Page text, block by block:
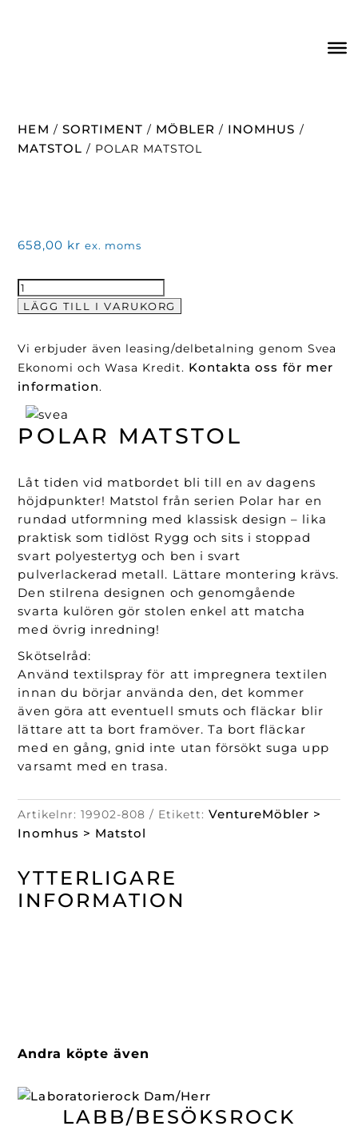
HEM / SORTIMENT / MÖBLER / INOMHUS /
MATSTOL / POLAR MATSTOL
POLAR MATSTOL
Låt tiden vid matbordet bli till en av dagens
höjdpunkter! Matstol från serien Polar har en
rundad utformning med klassisk design – lika
praktisk som tidlöst Rygg och sits i stoppad
svart polyestertyg och ben i svart
pulverlackerad metall. Lättare montering krävs.
Den stilrena designen och genomgående
svarta kulören gör stolen enkel att matcha
med övrig inredning!
Skötselråd:
Använd textilspray för att impregnera textilen
innan du börjar använda den, det kommer
även göra att eventuell smuts och fläckar blir
lättare att ta bort framöver. Ta bort fläckar
med en gång, gnid inte utan försökt suga upp
varsamt med en trasa.
Artikelnr:19902-808 Etikett: VentureMöbler >
Inomhus > Matstol
YTTERLIGARE
INFORMATION
658,00 kr ex. moms
Polar
Matstol
LÄGG TILL I VARUKORG
Vi erbjuder även leasing/delbetalning genom Svea
Ekonomi och Wasa Kredit. Kontakta oss för mer
information.
Andra köpte även
LABB/BESÖKSROCK